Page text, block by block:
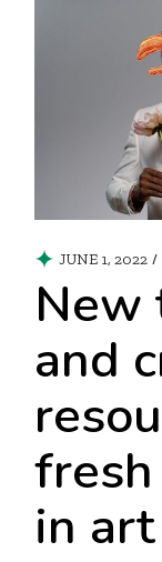
JUNE 1, 2022
New
and
in